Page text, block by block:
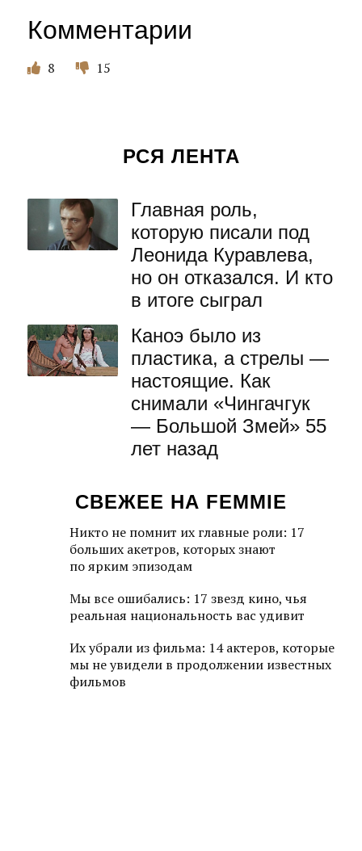
Комментарии
8 15
РСЯ ЛЕНТА
Главная роль,
которую писали под
Леонида Куравлева,
но он отказался. И кто
в итоге сыграл
Каноэ было из
пластика, а стрелы —
настоящие. Как
снимали «Чингачгук
— Большой Змей» 55
лет назад
СВЕЖЕЕ НА FEMMIE
Никто не помнит их главные роли: 17
больших акетров, которых знают
по ярким эпизодам
Мы все ошибались: 17 звезд кино, чья
реальная национальность вас удивит
Их убрали из фильма: 14 актеров, которые
мы не увидели в продолжении известных
фильмов